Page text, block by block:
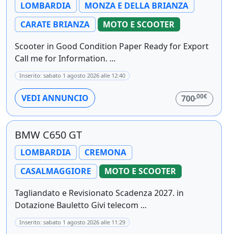
LOMBARDIA
MONZA E DELLA BRIANZA
CARATE BRIANZA
MOTO E SCOOTER
Scooter in Good Condition Paper Ready for Export
Call me for Information. ...
Inserito: sabato 1 agosto 2026 alle 12:40
VEDI ANNUNCIO 700,00€
BMW C650 GT
LOMBARDIA
CREMONA
CASALMAGGIORE
MOTO E SCOOTER
Tagliandato e Revisionato Scadenza 2027. in
Dotazione Bauletto Givi telecom ...
Inserito: sabato 1 agosto 2026 alle 11:29